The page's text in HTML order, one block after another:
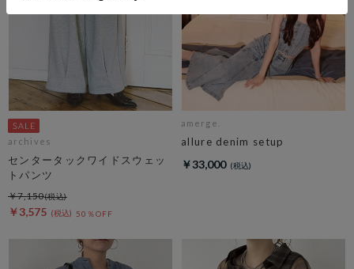
archives
センタータックワイドスウェッ
トパンツ
￥3,575 50％OFF
￥7,150
amerge.
allure denim setup
￥33,000